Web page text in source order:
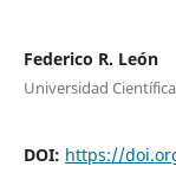
Federico R. León
Universidad
DOI: https://